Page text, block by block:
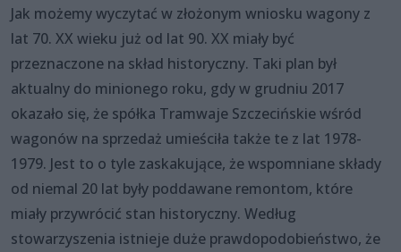
Jak możemy wyczytać w złożonym wniosku wagony z
lat 70. XX wieku już od lat 90. XX miały być
przeznaczone na skład historyczny. Taki plan był
aktualny do minionego roku, gdy w grudniu 2017
okazało się, że spółka Tramwaje Szczecińskie wśród
wagonów na sprzedaż umieściła także te z lat 1978-
1979. Jest to o tyle zaskakujące, że wspomniane składy
od niemal 20 lat były poddawane remontom, które
miały przywrócić stan historyczny. Według
stowarzyszenia istnieje duże prawdopodobieństwo, że